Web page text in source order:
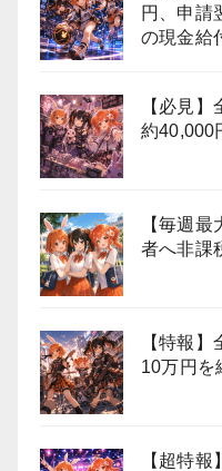
円、申請
の現金給
【必見
約40,000
【毎週
者へ非課
【特報
10万円を
【超特